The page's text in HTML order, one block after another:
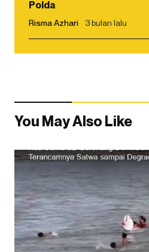
Polda
Risma Azhari 3 bulan lalu
You May Also Like